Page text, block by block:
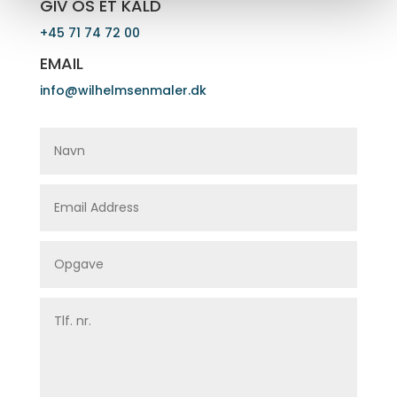
GIV OS ET KALD
+45 71 74 72 00
EMAIL
info@wilhelmsenmaler.dk